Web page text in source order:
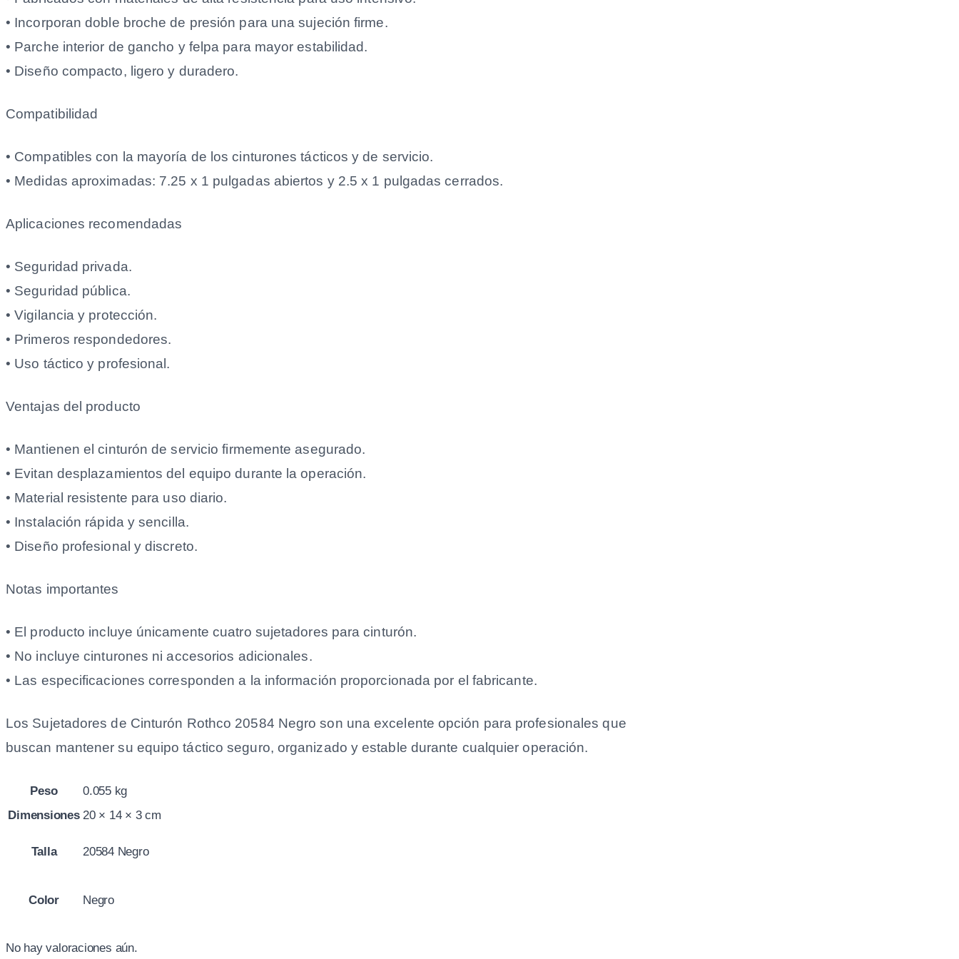
• Incorporan doble broche de presión para una sujeción firme.
• Parche interior de gancho y felpa para mayor estabilidad.
• Diseño compacto, ligero y duradero.
Compatibilidad
• Compatibles con la mayoría de los cinturones tácticos y de servicio.
• Medidas aproximadas: 7.25 x 1 pulgadas abiertos y 2.5 x 1 pulgadas cerrados.
Aplicaciones recomendadas
• Seguridad privada.
• Seguridad pública.
• Vigilancia y protección.
• Primeros respondedores.
• Uso táctico y profesional.
Ventajas del producto
• Mantienen el cinturón de servicio firmemente asegurado.
• Evitan desplazamientos del equipo durante la operación.
• Material resistente para uso diario.
• Instalación rápida y sencilla.
• Diseño profesional y discreto.
Notas importantes
• El producto incluye únicamente cuatro sujetadores para cinturón.
• No incluye cinturones ni accesorios adicionales.
• Las especificaciones corresponden a la información proporcionada por el fabricante.
Los Sujetadores de Cinturón Rothco 20584 Negro son una excelente opción para profesionales que
buscan mantener su equipo táctico seguro, organizado y estable durante cualquier operación.
Peso
0.055 kg
Dimensiones 20 × 14 × 3 cm
Talla 20584 Negro
Color Negro
No hay valoraciones aún.